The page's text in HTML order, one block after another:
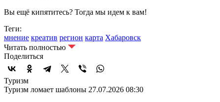
Вы ещё кипятитесь? Тогда мы идем к вам!
Теги:
мнение креатив регион карта Хабаровск
Читать полностью
Поделиться
Туризм
Туризм ломает шаблоны 27.07.2026 08:30